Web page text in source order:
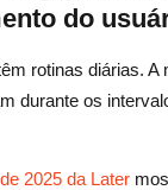
do
rotinas diárias. A
durante os
2025 da Later